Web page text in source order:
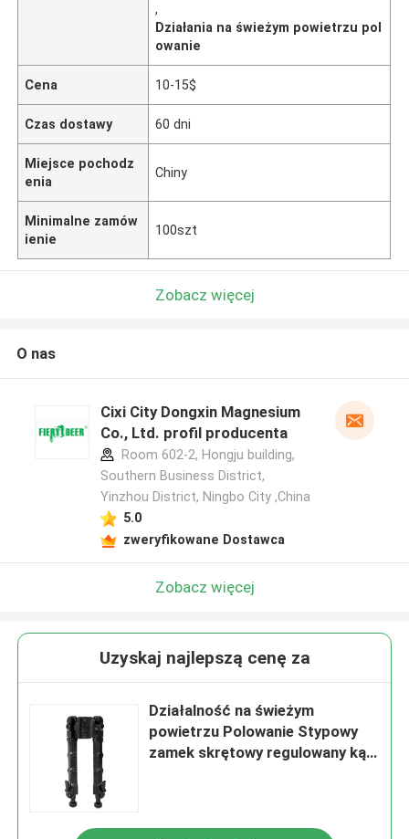
,
Działania na świeżym powietrzu pol
owanie
Cena 10-15$
Czas dostawy 60 dni
Miejsce pochodz
enia
Chiny
Minimalne zamów
ienie
100szt
Zobacz więcej
O nas
Cixi City Dongxin Magnesium
Co., Ltd. profil producenta
Room 602-2, Hongju building,
Southern Business District,
Yinzhou District, Ningbo City ,China
5.0
zweryfikowane Dostawca
Zobacz więcej
Uzyskaj najlepszą cenę za
Działalność na świeżym
powietrzu Polowanie Stypowy
zamek skrętowy regulowany kąt